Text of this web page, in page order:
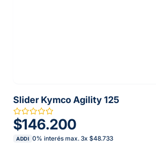
Slider Kymco Agility 125
$146.200
ADDI 0% interés max. 3x $48.733